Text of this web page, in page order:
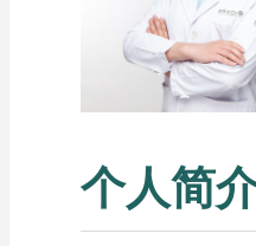
个人简